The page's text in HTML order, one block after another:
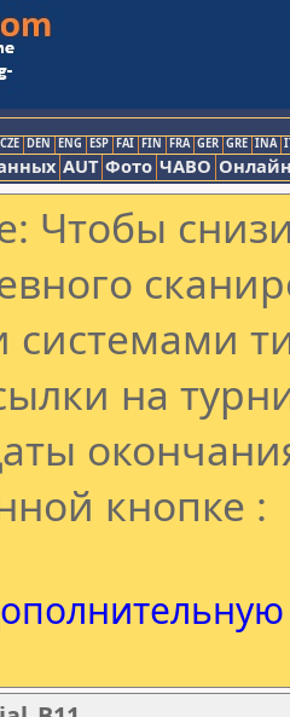
CZE DEN ENG ESP FAI FIN FRA GER GRE INA
AUT Фото ЧАВО
Чтобы
на
кнопке :